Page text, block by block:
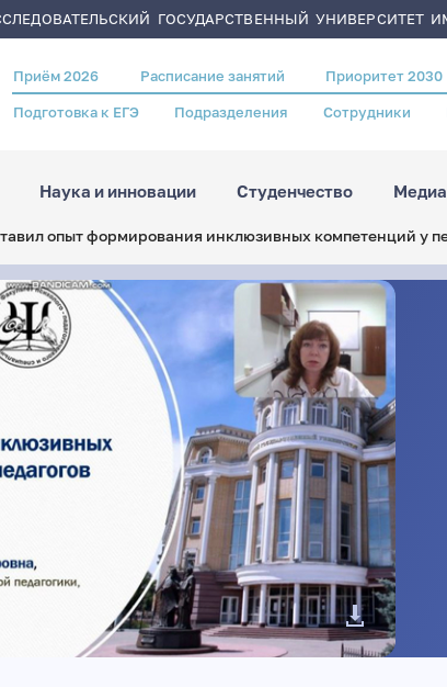
ГОСУДАРСТВЕННЫЙ УНИВЕРСИТЕТ
Header
menu
Приём 2026 Расписание занятий Приоритет 2030
Подготовка к ЕГЭ Подразделения Сотрудники
Наука и инновации Студенчество Медиа
опыт формирования инклюзивных компетенций у